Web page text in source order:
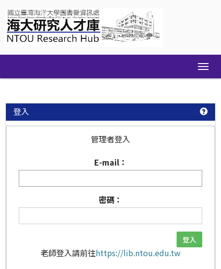
navigation
登入
管理者登入
E-mail：
密碼：
老師登入請前往https://lib.ntou.edu.tw